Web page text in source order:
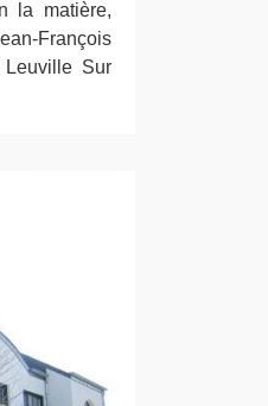
la matière,
François
Sur